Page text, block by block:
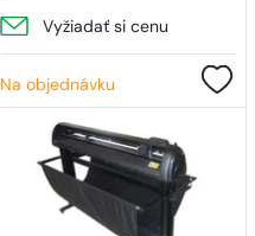
Vyžiadať si cenu
Na objednávku